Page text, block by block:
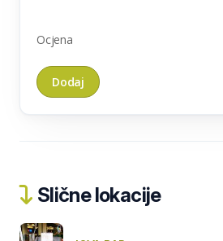
Ocjena
Slične lokacije